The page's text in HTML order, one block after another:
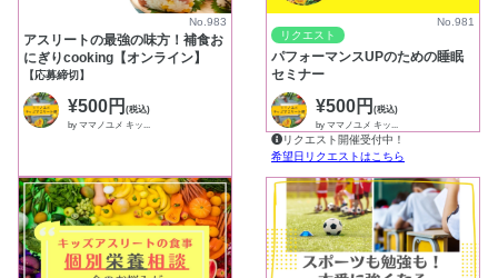
No.983
アスリートの最強の味方！補食お
にぎりcooking【オンライン】
【応募締切】
¥500円 (税込)
by ママノユメ キッ...
No.981
リクエスト
パフォーマンスUPのための睡眠
セミナー
¥500円 (税込)
by ママノユメ キッ...
リクエスト開催受付中！
希望日リクエストはこちら